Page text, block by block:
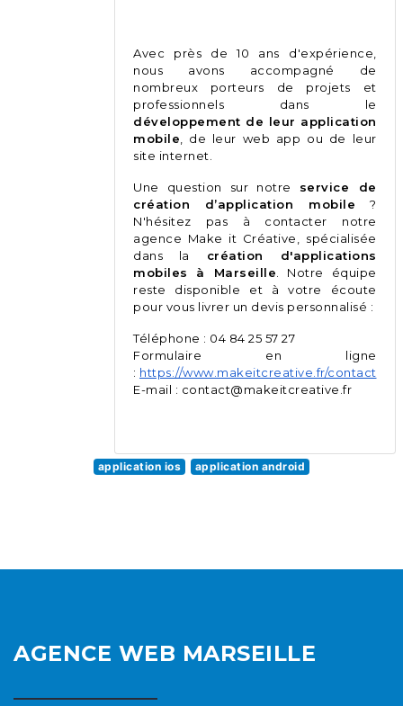
Avec près de 10 ans d'expérience,
nous avons accompagné de
nombreux porteurs de projets et
professionnels dans le
développement de leur application
mobile, de leur web app ou de leur
site internet.
Une question sur notre service de
création d’application mobile ?
N'hésitez pas à contacter notre
agence Make it Créative, spécialisée
dans la
création d'applications
mobiles à Marseille. Notre équipe
reste disponible et à votre écoute
pour vous livrer un devis personnalisé :
Téléphone : 04 84 25 57 27
Formulaire en ligne
: https://www.makeitcreative.fr/contact
E-mail : contact@makeitcreative.fr
application ios application android
AGENCE WEB MARSEILLE